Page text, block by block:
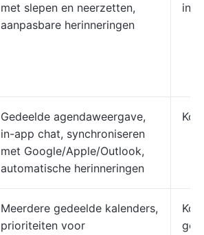
met slepen en neerzetten,
aanpasbare herinneringen
Gedeelde agendaweergave,
in-app chat, synchroniseren
met Google/Apple/Outlook,
automatische herinneringen
Meerdere gedeelde kalenders,
prioriteiten voor